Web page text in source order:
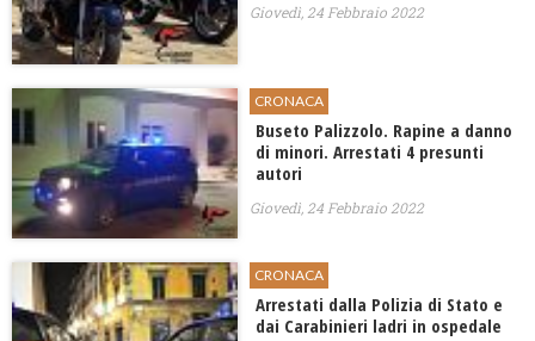
Giovedì, 24 Febbraio 2022
CRONACA
Buseto Palizzolo. Rapine a danno
di minori. Arrestati 4 presunti
autori
Giovedì, 24 Febbraio 2022
CRONACA
Arrestati dalla Polizia di Stato e
dai Carabinieri ladri in ospedale